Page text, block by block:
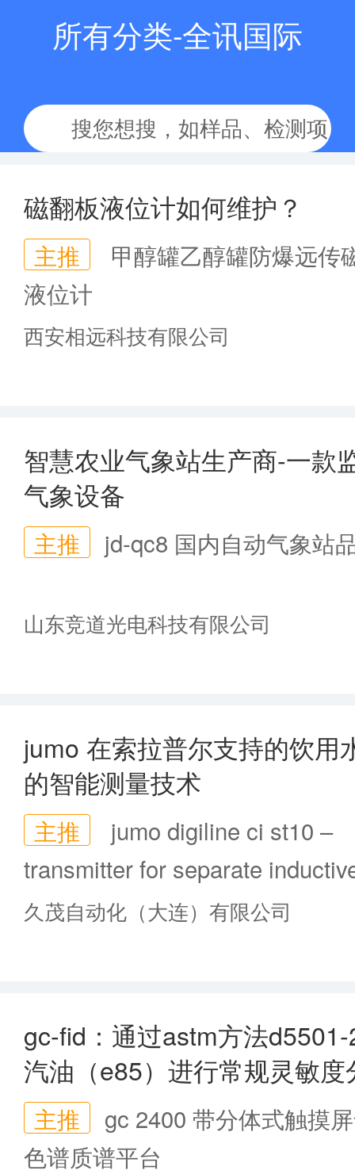
所有分类-全讯国际
磁翻板液位计如何维护？
主推
甲醇罐乙醇罐防爆远传
液位计
西安相远科技有限公司
智慧农业气象站生产商-一款
气象设备
主推 jd-qc8 国内自动气象站
山东竞道光电科技有限公司
jumo 在索拉普尔支持的饮
的智能测量技术
主推
jumo digiline ci st10 –
transmitter for separate
conductivity sensor (202760)
久茂自动化（大连）有限公司
gc-fid：通过astm方法
汽油（e85）进行常规灵敏度
主推
gc 2400 带分体式触摸
色谱质谱平台